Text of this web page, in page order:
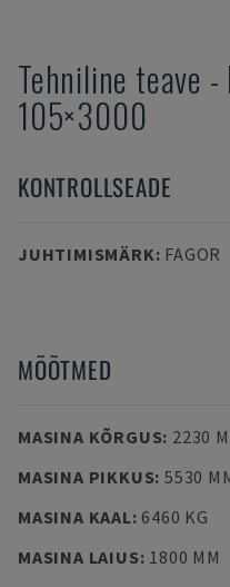
Tehniline teave -
105×3000
KONTROLLSEADE
JUHTIMISMÄRK: FAGOR
MÕÕTMED
MASINA KÕRGUS: 2230
MASINA PIKKUS: 5530
MASINA KAAL: 6460 KG
MASINA LAIUS: 1800 MM